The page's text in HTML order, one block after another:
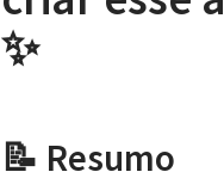
✨
📝 Resumo